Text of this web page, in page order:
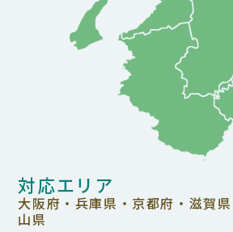
対応エリア
大阪府・兵庫県・京都府・滋賀
山県